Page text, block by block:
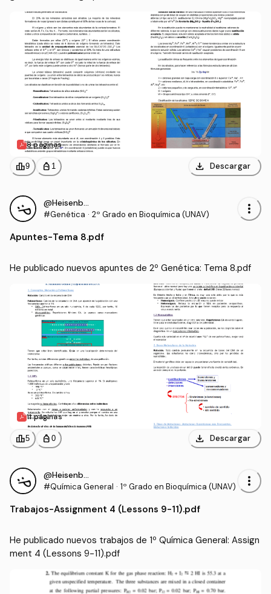
8 páginas
leaderboard9 personal_bag 1 download Descargar
@Heisenberg4
#Genética · 2º Grado en Bioquímica (UNAV) more_vert
Apuntes-Tema 8.pdf
He publicado nuevos apuntes de 2º Genética: Tema 8.pdf
11 páginas
leaderboard5 personal_bag 0 download Descargar
@Heisenberg4
#Química General · 1º Grado en Bioquímica (UNAV) more_vert
Trabajos-Assignment 4 (Lessons 9-11).pdf
He publicado nuevos trabajos de 1º Química General: Assign
ment 4 (Lessons 9-11).pdf